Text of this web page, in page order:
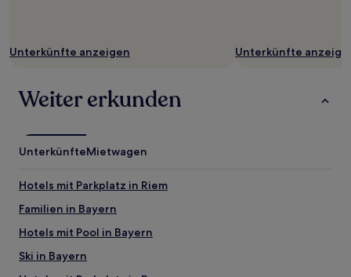
Unterkünfte anzeigen Unterkünfte
Weiter erkunden
UnterkünfteMietwagen
Hotels mit Parkplatz in Riem
Familien in Bayern
Hotels mit Pool in Bayern
Ski in Bayern